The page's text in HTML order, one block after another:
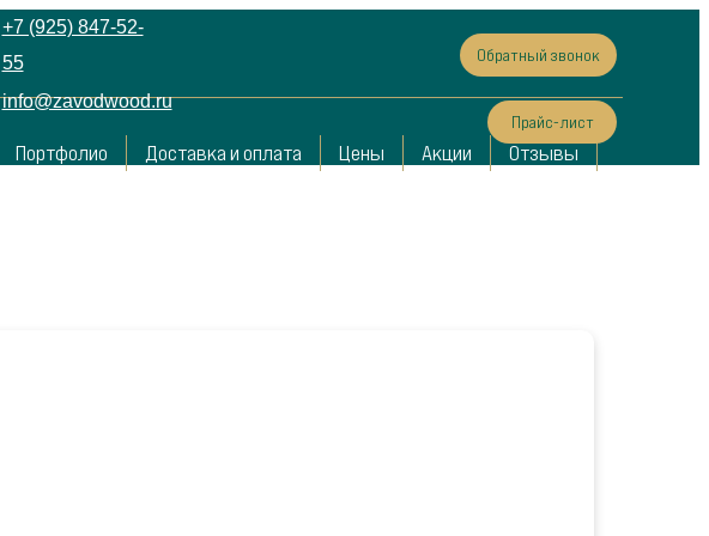
+7 (925) 847-52-
55
info@zavodwood.ru
Обратный звонок
Прайс-лист
Портфолио Доставка и оплата Цены Акции
Отзывы